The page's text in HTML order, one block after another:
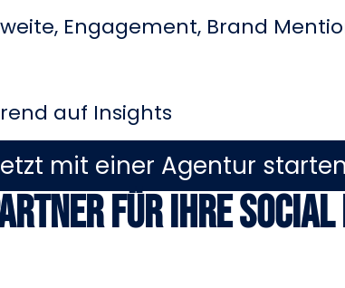
Engagement, Brand
auf Insights
mit einer Agentur starten
für Ihre Social